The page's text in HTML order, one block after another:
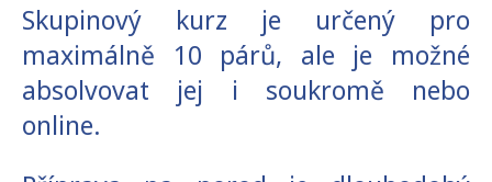
Skupinový kurz je určený pro
maximálně 10 párů, ale je možné
absolvovat jej i soukromě nebo
online.